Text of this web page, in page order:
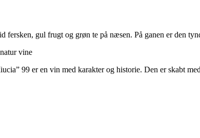
gul frugt og grøn te på næsen. På ganen er den
vine
99 er en vin med karakter og historie. Den er skabt